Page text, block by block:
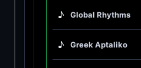
♪ Global Rhythms
♪ Greek Aptaliko